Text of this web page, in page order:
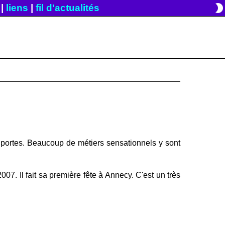
liens fil d'actualités brightness_2
Beaucoup de métiers sensationnels y sont
Il fait sa première fête à Annecy. C'est un très